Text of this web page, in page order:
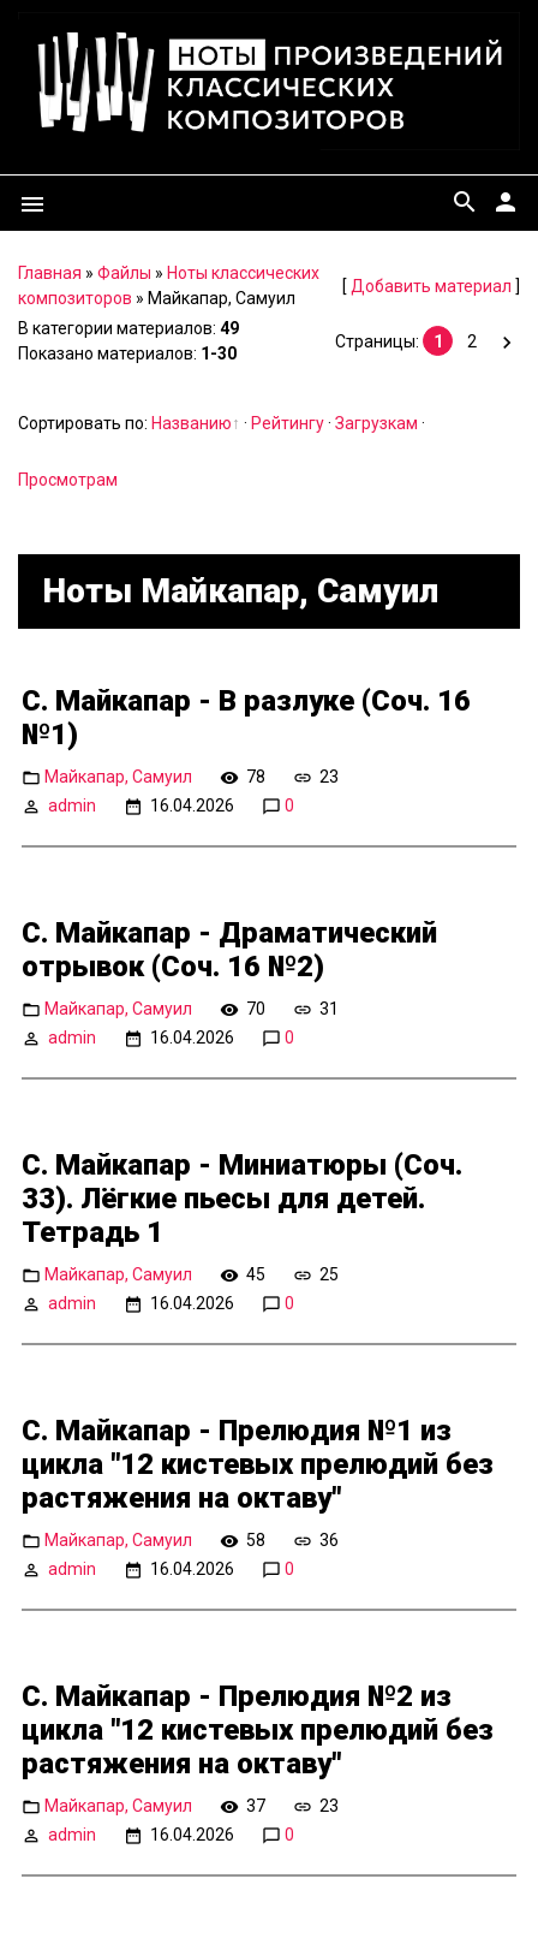
menu person
search
Главная » Файлы » Ноты классических
композиторов » Майкапар, Самуил
[ Добавить материал ]
В категории материалов: 49
Показано материалов: 1-30
Страницы: 1 2
Сортировать по: Названию · Рейтингу· Загрузкам ·
Просмотрам
Ноты Майкапар, Самуил
С. Майкапар - В разлуке (Соч. 16
№1)
Майкапар, Самуил 78
23
admin
16.04.2026 0
С. Майкапар - Драматический
отрывок (Соч. 16 №2)
Майкапар, Самуил 70
31
admin
16.04.2026 0
С. Майкапар - Миниатюры (Соч.
33). Лёгкие пьесы для детей.
Тетрадь 1
Майкапар, Самуил 45
25
admin
16.04.2026 0
С. Майкапар - Прелюдия №1 из
цикла "12 кистевых прелюдий без
растяжения на октаву"
Майкапар, Самуил 58
36
admin
16.04.2026 0
С. Майкапар - Прелюдия №2 из
цикла "12 кистевых прелюдий без
растяжения на октаву"
Майкапар, Самуил 37
23
admin
16.04.2026 0